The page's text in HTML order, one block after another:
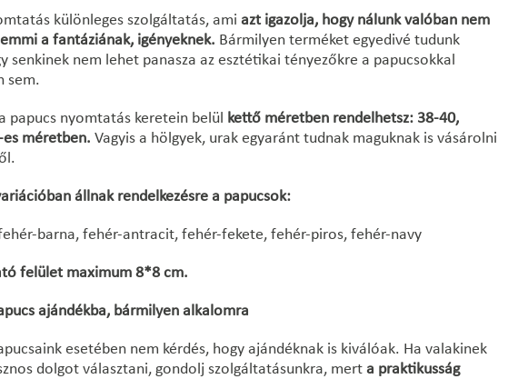
különleges szolgáltatás, ami azt igazolja, hogy nálunk valóban nem
a fantáziának, igényeknek. Bármilyen terméket egyedivé tudunk
senkinek nem lehet panasza az esztétikai tényezőkre a papucsokkal
sem.
papucs nyomtatás keretein belül kettő méretben rendelhetsz: 38-40,
méretben. Vagyis a hölgyek, urak egyaránt tudnak maguknak is vásárolni
állnak rendelkezésre a papucsok:
barna, fehér-antracit, fehér-fekete, fehér-piros, fehér-navy
felület maximum 8*8 cm.
ajándékba, bármilyen alkalomra
esetében nem kérdés, hogy ajándéknak is kiválóak. Ha valakinek
dolgot választani, gondolj szolgáltatásunkra, mert a praktikusság